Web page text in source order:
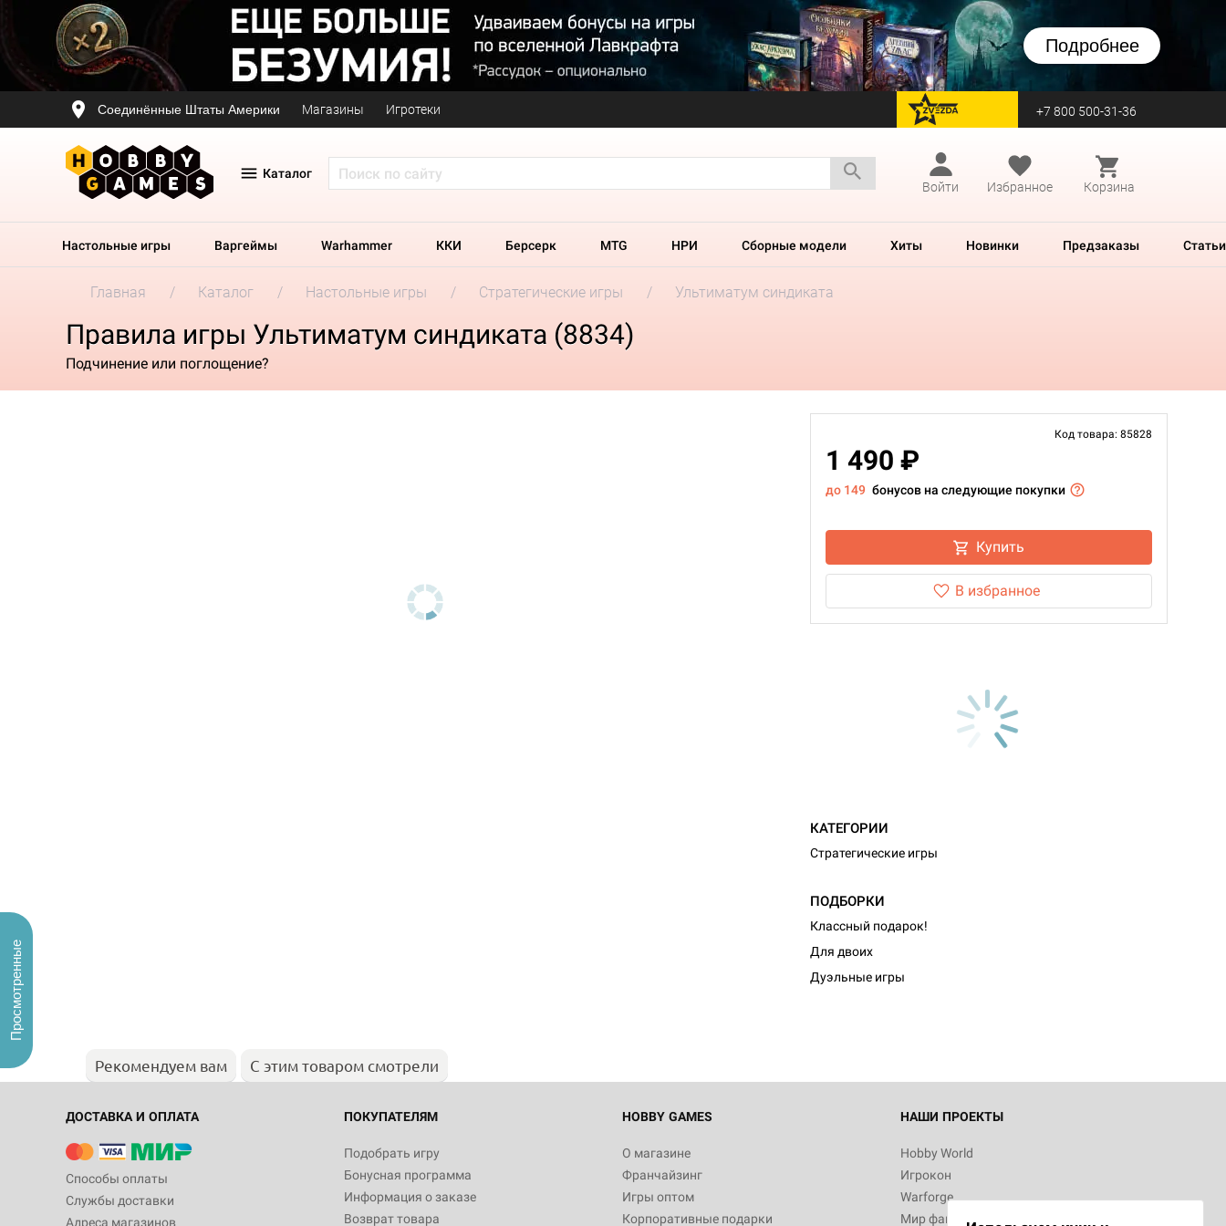
Подробнее
Соединённые Штаты Америки Магазины Игротеки перейти на Zvezda +7 800 500-31-36
Каталог
Войти
Избранное Корзина
Настольные игры Варгеймы Warhammer ККИ Берсерк MTG НРИ Сборные модели Хиты Новинки Предзаказы Статьи
Главная Каталог Настольные игры Стратегические игры Ультиматум синдиката
Правила игры Ультиматум синдиката (8834)
Подчинение или поглощение?
Код товара: 85828
1 490 ₽
до 149 бонусов на следующие покупки
Купить
В избранное
КАТЕГОРИИ
Стратегические игры
ПОДБОРКИ
Классный подарок!
Для двоих
Дуэльные игры
Рекомендуем вам С этим товаром смотрели
ДОСТАВКА И ОПЛАТА
Способы оплаты
Службы доставки
Адреса магазинов
ПОКУПАТЕЛЯМ
Подобрать игру
Бонусная программа
Информация о заказе
Возврат товара
HOBBY GAMES
О магазине
Франчайзинг
Игры оптом
Корпоративные подарки
НАШИ ПРОЕКТЫ
Hobby World
Игрокон
Warforge
Мир фантастики
Просмотренные
Настольная игра Hobby World Журнал
"Мир фантастики. Спецвыпуск: Братья
империи: Боевая тревога
799
Настольная игра Hobby World Сумерки
империи. Четвёртая редакция: Грозовой
Рубеж